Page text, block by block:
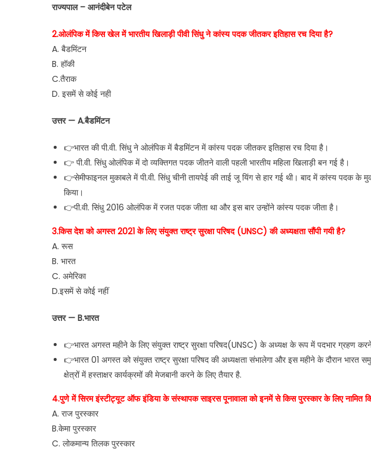
राज्यपाल – आनंदीबेन पटेल
2.ओलंपिक में किस खेल में भारतीय खिलाड़ी पीवी सिंधु ने कांस्य पदक जीतकर इतिहास रच दिया है?
A. बैडमिंटन
B. हॉकी
C.तैराक
D. इसमें से कोई नही
उत्तर — A.बैडमिंटन
👉भारत की पी.वी. सिंधु ने ओलंपिक में बैडमिंटन में कांस्य पदक जीतकर इतिहास रच दिया है।
👉 पी.वी. सिंधु ओलंपिक में दो व्यक्तिगत पदक जीतने वाली पहली भारतीय महिला खिलाड़ी बन गई है।
👉सेमीफाइनल मुकाबले में पी.वी. सिंधु चीनी तायपेई की ताई जू यिंग से हार गई थी। बाद में कांस्य पदक के
किया।
👉पी.वी. सिंधु 2016 ओलंपिक में रजत पदक जीता था और इस बार उन्होंने कांस्य पदक जीता है।
3.किस देश को अगस्त 2021 के लिए संयुक्त राष्ट्र सुरक्षा परिषद (UNSC) की अध्यक्षता सौंपी गयी है?
A. रूस
B. भारत
C. अमेरिका
D.इसमें से कोई नहीं
उत्तर — B.भारत
👉भारत अगस्त महीने के लिए संयुक्त राष्ट्र सुरक्षा परिषद(UNSC) के अध्यक्ष के रूप में पदभार ग्रहण
👉भारत 01 अगस्त को संयुक्त राष्ट्र सुरक्षा परिषद की अध्यक्षता संभालेगा और इस महीने के दौरान भारत
क्षेत्रों में हस्ताक्षर कार्यक्रमों की मेजबानी करने के लिए तैयार है.
4.पुणे में सिरम इंस्टीट्यूट ऑफ इंडिया के संस्थापक साइरस पूनावाला को इनमें से किस पुरस्कार के लिए नामित
A. राज पुरस्कार
B.केमा पुरस्कार
C. लोकमान्य तिलक पुरस्कार